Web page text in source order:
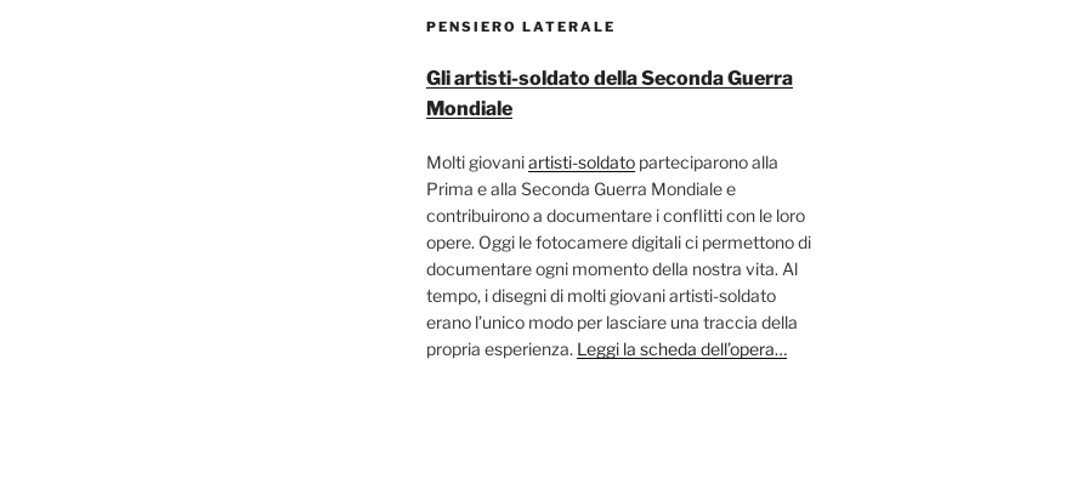
PENSIERO LATERALE
Gli artisti-soldato della Seconda Guerra
Mondiale
Molti giovaniartisti-soldatoparteciparono alla
Prima e alla Seconda Guerra Mondiale e
contribuirono a documentare i conflitti con le loro
opere. Oggi le fotocamere digitali ci permettono di
documentare ogni momento della nostra vita. Al
tempo, i disegni di molti giovani artisti-soldato
erano l’unico modo per lasciare una traccia della
propria esperienza. Leggi la scheda dell’opera…